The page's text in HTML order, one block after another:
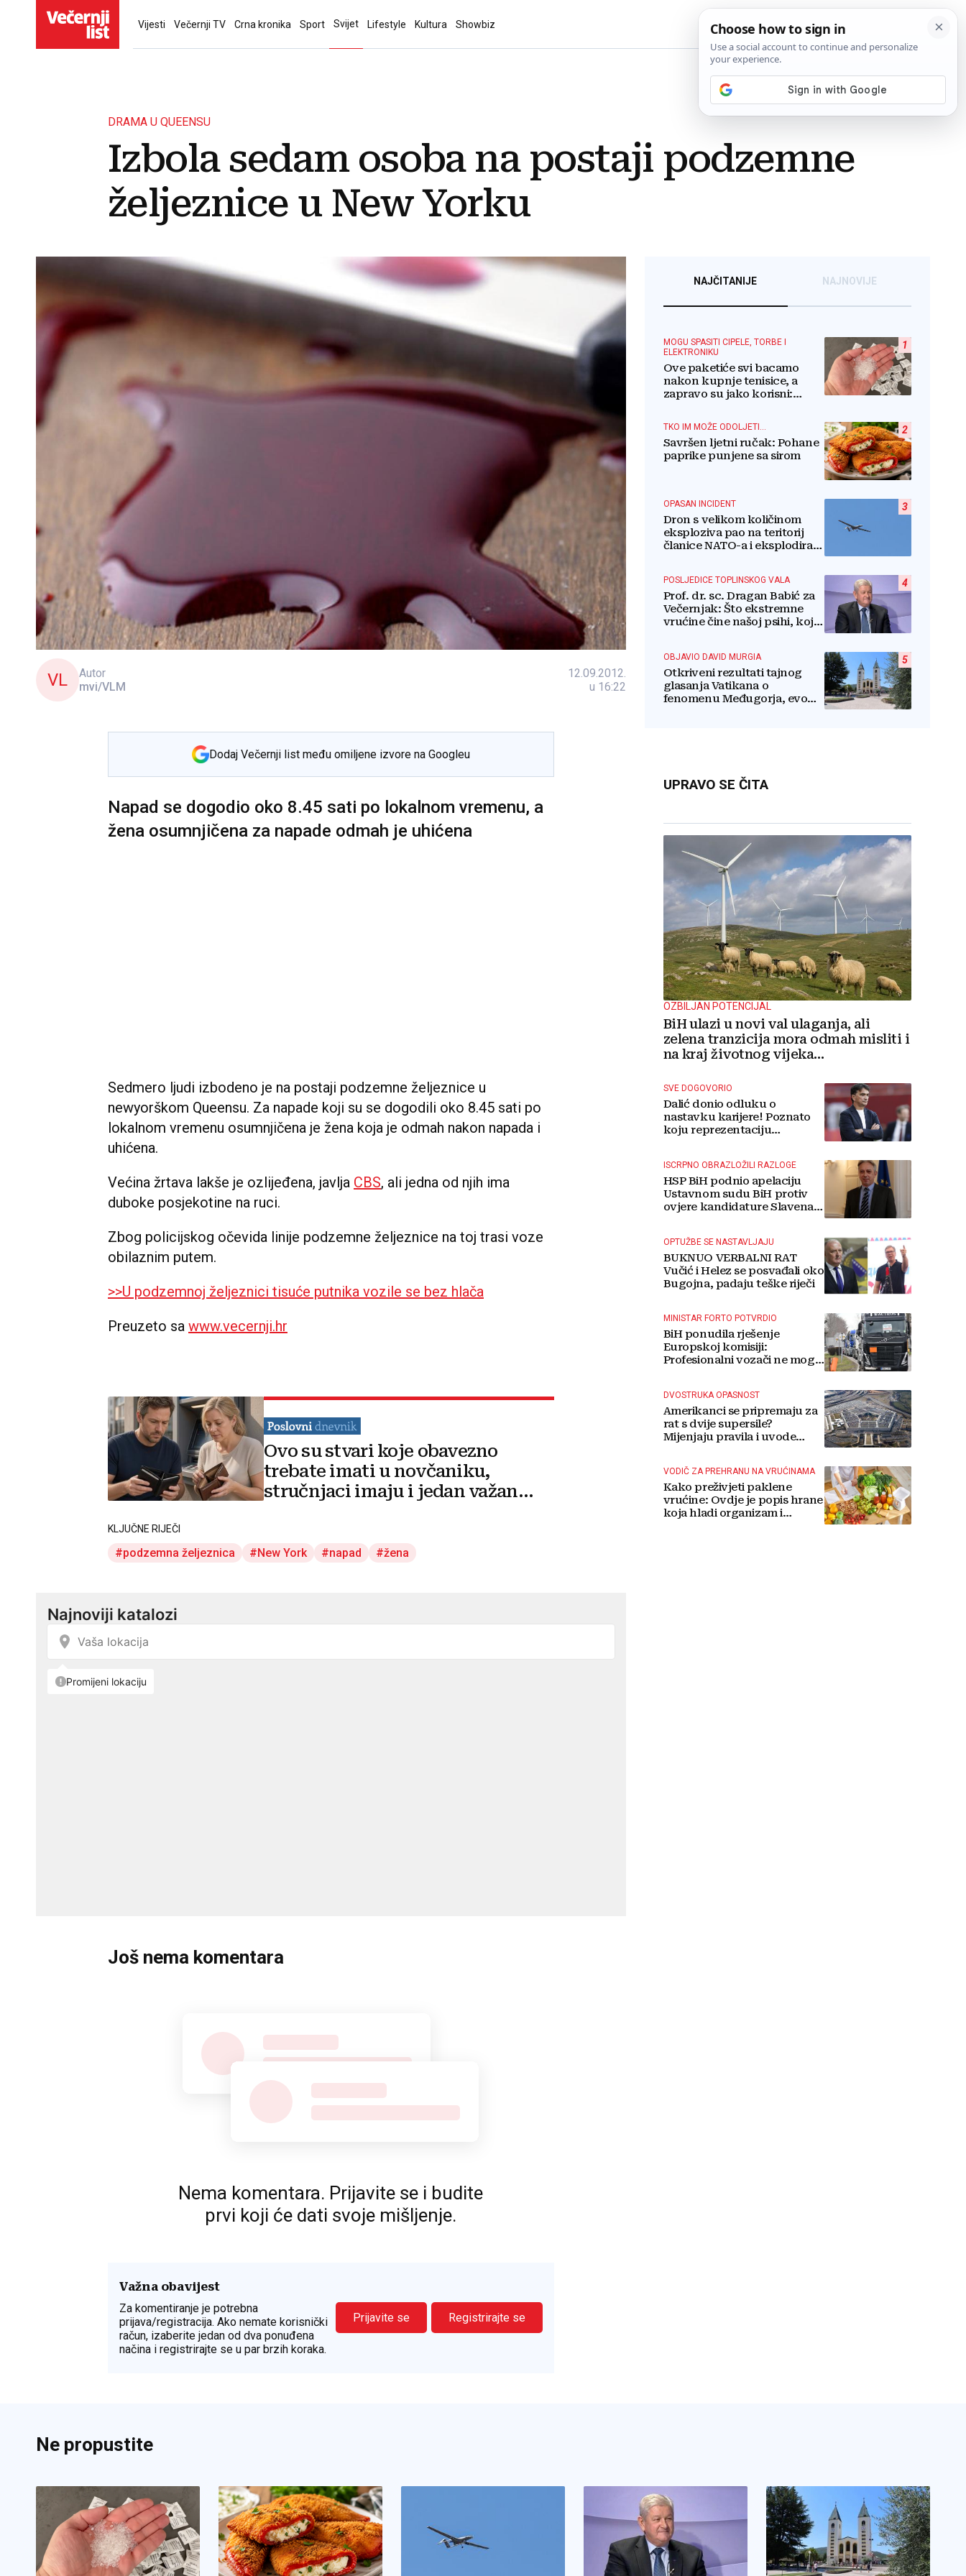
Vijesti Večernji TV Crna kronika Sport Svijet Lifestyle Kultura Showbiz
DRAMA U QUEENSU
Izbola sedam osoba na postaji podzemne
željeznice u New Yorku
VL
Autor
mvi/VLM
12.09.2012.
u 16:22
Dodaj Večernji list među omiljene izvore na Googleu
Napad se dogodio oko 8.45 sati po lokalnom vremenu, a
žena osumnjičena za napade odmah je uhićena
Sedmero ljudi izbodeno je na postaji podzemne željeznice u
newyorškom Queensu. Za napade koji su se dogodili oko 8.45 sati po
lokalnom vremenu osumnjičena je žena koja je odmah nakon napada i
uhićena.
Većina žrtava lakše je ozlijeđena, javlja CBS, ali jedna od njih ima
duboke posjekotine na ruci.
Zbog policijskog očevida linije podzemne željeznice na toj trasi voze
obilaznim putem.
>>U podzemnoj željeznici tisuće putnika vozile se bez hlača
Preuzeto sa www.vecernji.hr
Ovo su stvari koje obavezno
trebate imati u novčaniku,
stručnjaci imaju i jedan važan
KLJUČNE RIJEČI
podzemna željeznica New York napad žena
Još nema komentara
Nema komentara. Prijavite se i budite
prvi koji će dati svoje mišljenje.
Važna obavijest
Za komentiranje je potrebna
prijava/registracija. Ako nemate korisnički
račun, izaberite jedan od dva ponuđena
načina i registrirajte se u par brzih koraka.
Prijavite se Registrirajte se
NAJČITANIJE NAJNOVIJE
1
MOGU SPASITI CIPELE, TORBE I
ELEKTRONIKU
Ove paketiće svi bacamo
nakon kupnje tenisice, a
zapravo su jako korisni:
2
TKO IM MOŽE ODOLJETI...
Savršen ljetni ručak: Pohane
paprike punjene sa sirom
3
OPASAN INCIDENT
Dron s velikom količinom
eksploziva pao na teritorij
članice NATO-a i eksplodirao
4
POSLJEDICE TOPLINSKOG VALA
Prof. dr. sc. Dragan Babić za
Večernjak: Što ekstremne
vrućine čine našoj psihi, koje
5
OBJAVIO DAVID MURGIA
Otkriveni rezultati tajnog
glasanja Vatikana o
fenomenu Međugorja, evo
UPRAVO SE ČITA
OZBILJAN POTENCIJAL
BiH ulazi u novi val ulaganja, ali
zelena tranzicija mora odmah misliti i
na kraj životnog vijeka
SVE DOGOVORIO
Dalić donio odluku o
nastavku karijere! Poznato
koju reprezentaciju
ISCRPNO OBRAZLOŽILI RAZLOGE
HSP BiH podnio apelaciju
Ustavnom sudu BiH protiv
ovjere kandidature Slavena
OPTUŽBE SE NASTAVLJAJU
BUKNUO VERBALNI RAT
Vučić i Helez se posvađali oko
Bugojna, padaju teške riječi
MINISTAR FORTO POTVRDIO
BiH ponudila rješenje
Europskoj komisiji:
Profesionalni vozači ne mogu
DVOSTRUKA OPASNOST
Amerikanci se pripremaju za
rat s dvije supersile?
Mijenjaju pravila i uvode
VODIČ ZA PREHRANU NA VRUĆINAMA
Kako preživjeti paklene
vrućine: Ovdje je popis hrane
koja hladi organizam i
Ne propustite